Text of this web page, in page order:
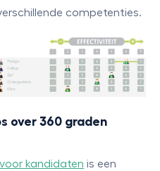
competenties.
over 360 graden
kandidaten is een